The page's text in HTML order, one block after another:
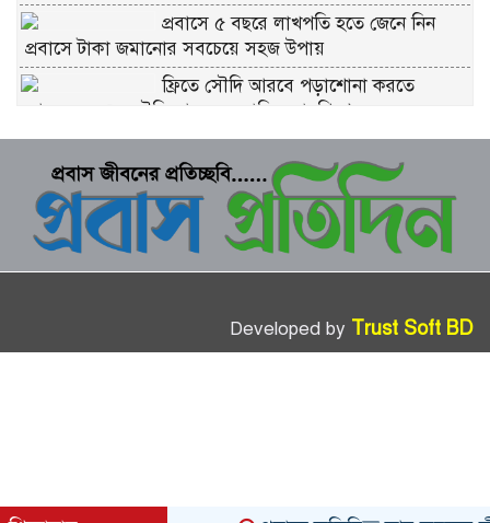
প্রবাসে ৫ বছরে লাখপতি হতে জেনে নিন
প্রবাসে টাকা জমানোর সবচেয়ে সহজ উপায়
ফ্রিতে সৌদি আরবে পড়াশোনা করতে
আবেদন করুন সৌদি আরব সরকারি স্কলারশিপে
কুরবানীর প্রতিটি পশমে সওয়াব: ইসলাম কী
বলে জানুন
ভাগে কুরবানি দেওয়ার নিয়ম: সবচেয়ে সহজ
ব্যাখ্যা
Developed by Trust Soft BD